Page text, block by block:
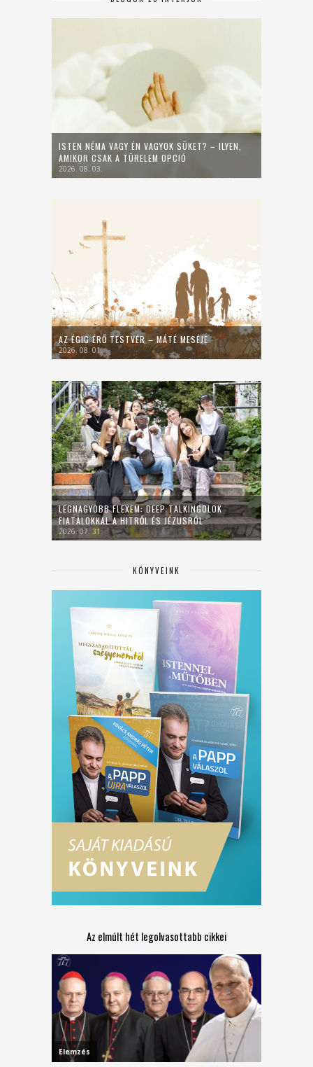
ISTEN NÉMA VAGY ÉN VAGYOK SÜKET? – ILYEN,
AMIKOR CSAK A TÜRELEM OPCIÓ
2026. 08. 03.
AZ ÉGIG ÉRŐ TESTVÉR – MÁTÉ MESÉJE
2026. 08. 01.
LEGNAGYOBB FLEXEM: DEEP TALKINGOLOK
FIATALOKKAL A HITRŐL ÉS JÉZUSRÓL
2026. 07. 31.
KÖNYVEINK
Az elmúlt hét legolvasottabb cikkei